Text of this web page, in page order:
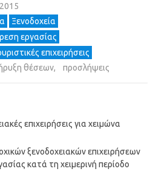
Ξενοδοχεία
εργασίας
επιχειρήσεις
θέσεων, προσλήψεις
επιχειρήσεις για χειμώνα
ξενοδοχειακών επιχειρήσεων
κατά τη χειμερινή περίοδο